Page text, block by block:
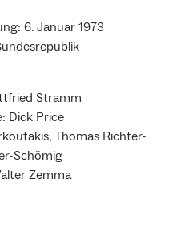
6. Januar 1973
Stramm
Dick Price
Thomas Richter-
Schömig
Zemma